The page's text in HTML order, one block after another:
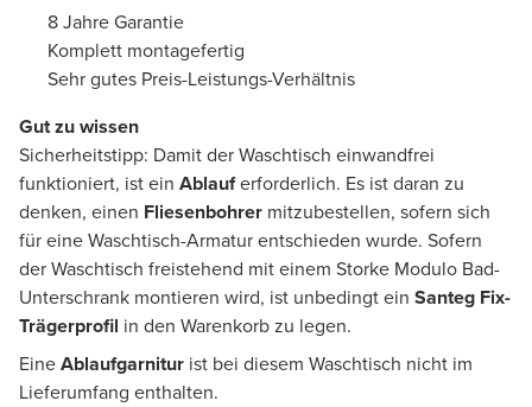
8 Jahre Garantie
Komplett montagefertig
Sehr gutes Preis-Leistungs-Verhältnis
Gut zu wissen
Sicherheitstipp: Damit der Waschtisch einwandfrei
funktioniert, ist ein Ablauferforderlich. Es ist daran zu
denken, einen Fliesenbohrer mitzubestellen, sofern sich
für eine Waschtisch-Armatur entschieden wurde. Sofern
der Waschtisch freistehend mit einem Storke Modulo Bad-
Unterschrank montieren wird, ist unbedingt ein Santeg Fix-
Trägerprofil in den Warenkorb zu legen.
EineAblaufgarnitur ist bei diesem Waschtisch nicht im
Lieferumfang enthalten.